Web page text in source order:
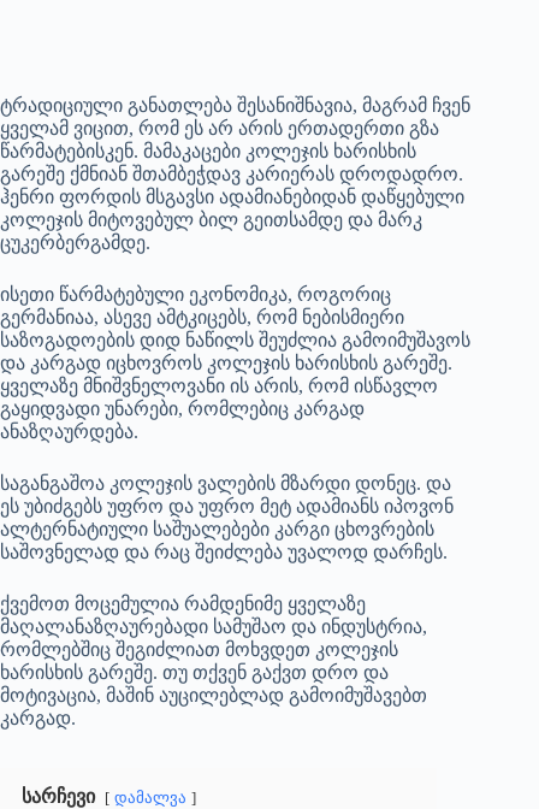
ტრადიციული განათლება შესანიშნავია, მაგრამ ჩვენ
ყველამ ვიცით, რომ ეს არ არის ერთადერთი გზა
წარმატებისკენ. მამაკაცები კოლეჯის ხარისხის
გარეშე ქმნიან შთამბეჭდავ კარიერას დროდადრო.
ჰენრი ფორდის მსგავსი ადამიანებიდან დაწყებული
კოლეჯის მიტოვებულ ბილ გეითსამდე და მარკ
ცუკერბერგამდე.
ისეთი წარმატებული ეკონომიკა, როგორიც
გერმანიაა, ასევე ამტკიცებს, რომ ნებისმიერი
საზოგადოების დიდ ნაწილს შეუძლია გამოიმუშავოს
და კარგად იცხოვროს კოლეჯის ხარისხის გარეშე.
ყველაზე მნიშვნელოვანი ის არის, რომ ისწავლო
გაყიდვადი უნარები, რომლებიც კარგად
ანაზღაურდება.
საგანგაშოა კოლეჯის ვალების მზარდი დონეც. და
ეს უბიძგებს უფრო და უფრო მეტ ადამიანს იპოვონ
ალტერნატიული საშუალებები კარგი ცხოვრების
საშოვნელად და რაც შეიძლება უვალოდ დარჩეს.
ქვემოთ მოცემულია რამდენიმე ყველაზე
მაღალანაზღაურებადი სამუშაო და ინდუსტრია,
რომლებშიც შეგიძლიათ მოხვდეთ კოლეჯის
ხარისხის გარეშე. თუ თქვენ გაქვთ დრო და
მოტივაცია, მაშინ აუცილებლად გამოიმუშავებთ
კარგად.
სარჩევი დამალვა